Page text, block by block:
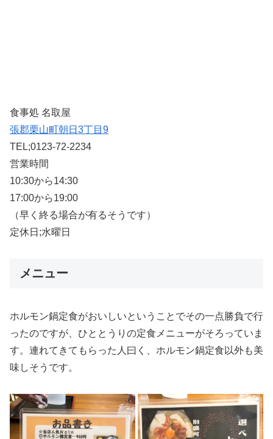
食事処 名取屋
張郡栗山町朝日3丁目9
TEL;0123-72-2234
営業時間
10:30から14:30
17:00から19:00
（早く終る場合が有るそうです）
定休日;水曜日
メニュー
ホルモン鍋定食がおいしいということでその一点勝負で行
ったのですが、ひととうりの定食メニューがそろっていま
す。連れてきてもらった人曰く、ホルモン鍋定食以外も美
味しそうです。